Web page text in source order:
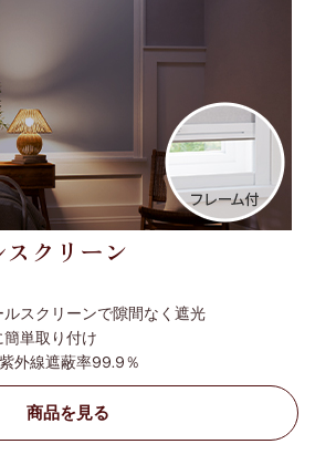
クリーン
スクリーンで隙間なく遮光
単取り付け
外線遮蔽率99.9％
商品を見る